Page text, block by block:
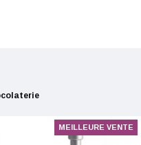
MEILLEURE VENTE